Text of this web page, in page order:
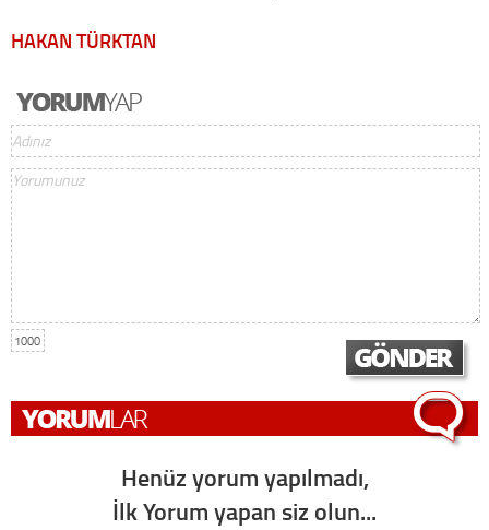
HAKAN TÜRKTAN
1000
Henüz yorum yapılmadı,
İlk Yorum yapan siz olun...